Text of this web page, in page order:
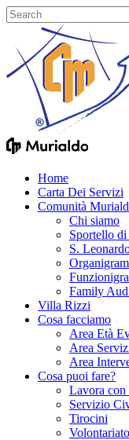
Skip
to
content
Menu
Home
Carta Dei Servizi
Comunità
Chi siamo
Sportello
S.
Family
Villa Rizzi
Cosa facciamo
Area Età
Area
Area
Cosa puoi fare?
Lavora con
Servizio
Tirocini
Volontariato